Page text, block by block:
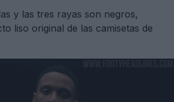
y las tres rayas son negros,
liso original de las camisetas de